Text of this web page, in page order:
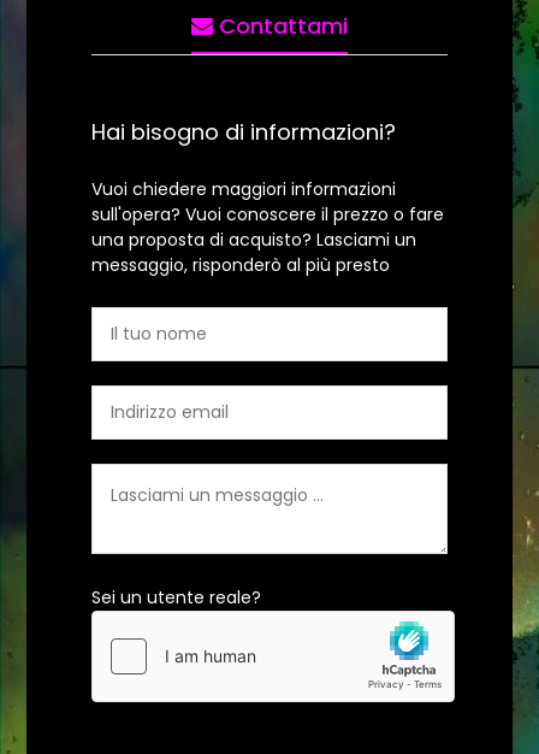
Contattami
Hai bisogno di informazioni?
Vuoi chiedere maggiori informazioni
sull'opera? Vuoi conoscere il prezzo o fare
una proposta di acquisto? Lasciami un
messaggio, risponderò al più presto
Sei un utente reale?